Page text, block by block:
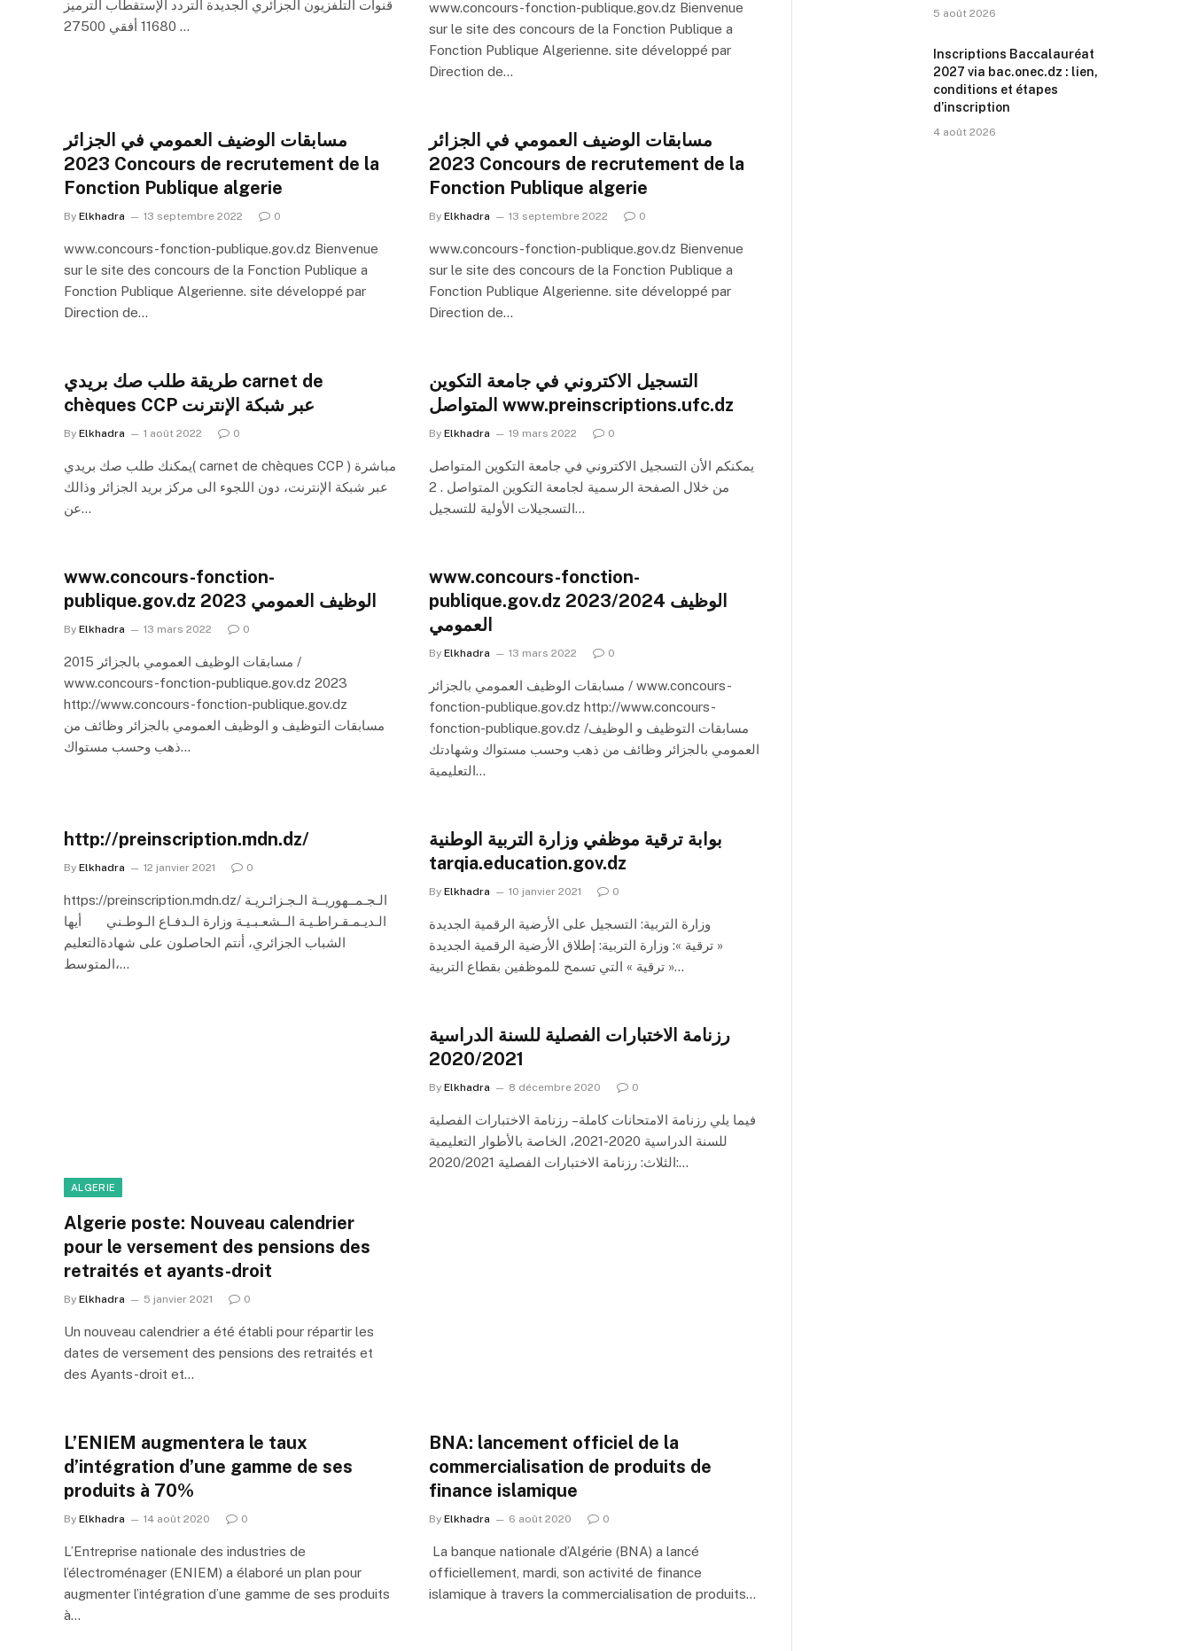
قنوات التلفزيون الجزائري الجديدة التردد الإستقطاب الترميز
11680 أفقي 27500 …
www.concours-fonction-publique.gov.dz Bienvenue
sur le site des concours de la Fonction Publique a
Fonction Publique Algerienne. site développé par
Direction de…
مسابقات الوضيف العمومي في الجزائر
2023 Concours de recrutement de la
Fonction Publique algerie
By Elkhadra 13 septembre 2022 0
www.concours-fonction-publique.gov.dz Bienvenue
sur le site des concours de la Fonction Publique a
Fonction Publique Algerienne. site développé par
Direction de…
مسابقات الوضيف العمومي في الجزائر
2023 Concours de recrutement de la
Fonction Publique algerie
By Elkhadra 13 septembre 2022 0
www.concours-fonction-publique.gov.dz Bienvenue
sur le site des concours de la Fonction Publique a
Fonction Publique Algerienne. site développé par
Direction de…
طريقة طلب صك بريدي carnet de
chèques CCP عبر شبكة الإنترنت
By Elkhadra 1 août 2022 0
يمكنك طلب صك بريدي( carnet de chèques CCP ) مباشرة
عبر شبكة الإنترنت، دون اللجوء الى مركز بريد الجزائر وذالك
عن…
التسجيل الاكتروني في جامعة التكوين
المتواصل www.preinscriptions.ufc.dz
By Elkhadra 19 mars 2022 0
يمكنكم الأن التسجيل الاكتروني في جامعة التكوين المتواصل
من خلال الصفحة الرسمية لجامعة التكوين المتواصل . 2
التسجيلات الأولية للتسجيل…
www.concours-fonction-
publique.gov.dz 2023 الوظيف العمومي
By Elkhadra 13 mars 2022 0
مسابقات الوظيف العمومي بالجزائر 2015 /
www.concours-fonction-publique.gov.dz 2023
http://www.concours-fonction-publique.gov.dz
مسابقات التوظيف و الوظيف العمومي بالجزائر وظائف من
ذهب وحسب مستواك…
www.concours-fonction-
publique.gov.dz 2023/2024 الوظيف
العمومي
By Elkhadra 13 mars 2022 0
مسابقات الوظيف العمومي بالجزائر / www.concours-
fonction-publique.gov.dz http://www.concours-
fonction-publique.gov.dz /مسابقات التوظيف و الوظيف
العمومي بالجزائر وظائف من ذهب وحسب مستواك وشهادتك
التعليمية…
http://preinscription.mdn.dz/
By Elkhadra 12 janvier 2021 0
https://preinscription.mdn.dz/ الـجـمــهوريــة الـجـزائـريـة
الـديـمـقـراطـيـة الــشعـبـيـة وزارة الـدفـاع الـوطـني أيها
الشباب الجزائري، أنتم الحاصلون على شهادةالتعليم
المتوسط،…
بوابة ترقية موظفي وزارة التربية الوطنية
tarqia.education.gov.dz
By Elkhadra 10 janvier 2021 0
وزارة التربية: التسجيل على الأرضية الرقمية الجديدة
« ترقية »: وزارة التربية: إطلاق الأرضية الرقمية الجديدة
« ترقية » التي تسمح للموظفين بقطاع التربية…
ALGERIE
Algerie poste: Nouveau calendrier
pour le versement des pensions des
retraités et ayants-droit
By Elkhadra 5 janvier 2021 0
Un nouveau calendrier a été établi pour répartir les
dates de versement des pensions des retraités et
des Ayants-droit et…
رزنامة الاختبارات الفصلية للسنة الدراسية
2020/2021
By Elkhadra 8 décembre 2020 0
فيما يلي رزنامة الامتحانات كاملة – رزنامة الاختبارات الفصلية
للسنة الدراسية 2020-2021، الخاصة بالأطوار التعليمية
الثلاث: رزنامة الاختبارات الفصلية 2020/2021:…
L’ENIEM augmentera le taux
d’intégration d’une gamme de ses
produits à 70%
By Elkhadra 14 août 2020 0
L’Entreprise nationale des industries de
l’électroménager (ENIEM) a élaboré un plan pour
augmenter l’intégration d’une gamme de ses produits
à…
BNA: lancement officiel de la
commercialisation de produits de
finance islamique
By Elkhadra 6 août 2020 0
La banque nationale d’Algérie (BNA) a lancé
officiellement, mardi, son activité de finance
islamique à travers la commercialisation de produits…
5 août 2026
Inscriptions Baccalauréat
2027 via bac.onec.dz : lien,
conditions et étapes
d’inscription
4 août 2026